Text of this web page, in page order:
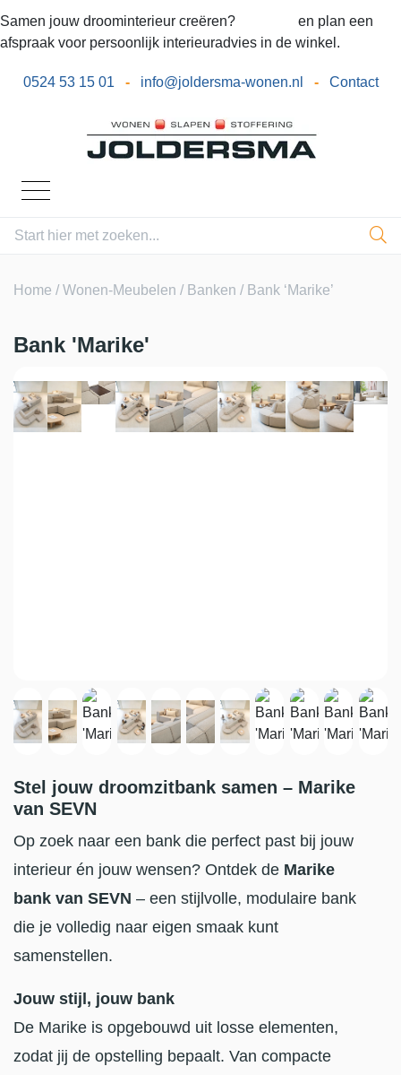
Samen jouw droominterieur creëren?
en plan een
afspraak voor persoonlijk interieuradvies in de winkel.
0524 53 15 01 - info@joldersma-wonen.nl - Contact
Home /Wonen-Meubelen / Banken / Bank ‘Marike’
Bank 'Marike'
Stel jouw droomzitbank samen – Marike
van SEVN
Op zoek naar een bank die perfect past bij jouw
interieur én jouw wensen? Ontdek de Marike
bank van SEVN – een stijlvolle, modulaire bank
die je volledig naar eigen smaak kunt
samenstellen.
Jouw stijl, jouw bank
De Marike is opgebouwd uit losse elementen,
zodat jij de opstelling bepaalt. Van compacte